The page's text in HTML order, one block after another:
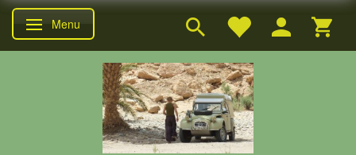
Skifte navigation
Menu